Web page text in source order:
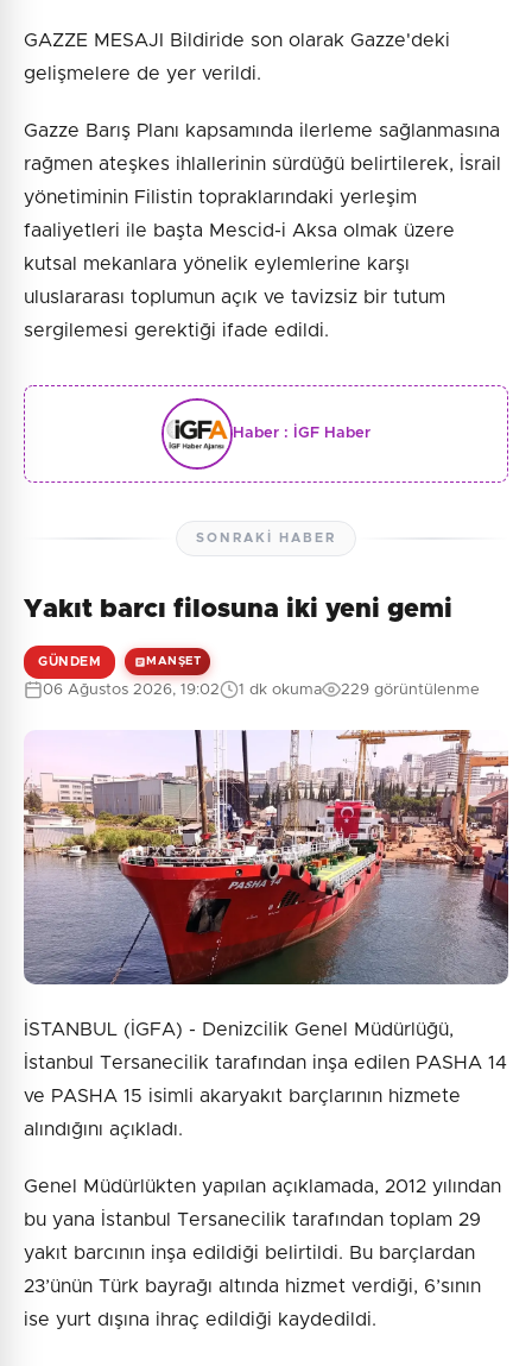
GAZZE MESAJI Bildiride son olarak Gazze'deki
gelişmelere de yer verildi.
Gazze Barış Planı kapsamında ilerleme sağlanmasına
rağmen ateşkes ihlallerinin sürdüğü belirtilerek, İsrail
yönetiminin Filistin topraklarındaki yerleşim
faaliyetleri ile başta Mescid-i Aksa olmak üzere
kutsal mekanlara yönelik eylemlerine karşı
uluslararası toplumun açık ve tavizsiz bir tutum
sergilemesi gerektiği ifade edildi.
Haber : İGF Haber
SONRAKI HABER
Yakıt barcı filosuna iki yeni gemi
GÜNDEM MANŞET
06 Ağustos 2026, 19:02 1 dk okuma 229 görüntülenme
İSTANBUL (İGFA) - Denizcilik Genel Müdürlüğü,
İstanbul Tersanecilik tarafından inşa edilen PASHA 14
ve PASHA 15 isimli akaryakıt barçlarının hizmete
alındığını açıkladı.
Genel Müdürlükten yapılan açıklamada, 2012 yılından
bu yana İstanbul Tersanecilik tarafından toplam 29
yakıt barcının inşa edildiği belirtildi. Bu barçlardan
23’ünün Türk bayrağı altında hizmet verdiği, 6’sının
ise yurt dışına ihraç edildiği kaydedildi.